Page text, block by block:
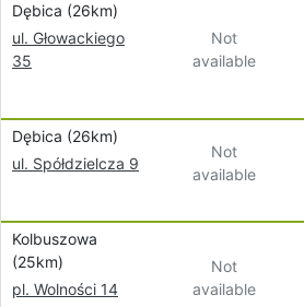
Dębica (26km)
ul. Głowackiego
35
Not
available
Dębica (26km)
ul. Spółdzielcza 9
Not
available
Kolbuszowa
(25km)
pl. Wolności 14
Not
available